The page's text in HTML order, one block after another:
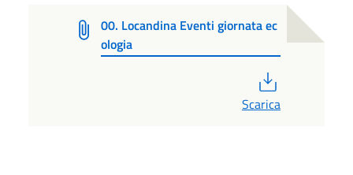
00. Locandina Eventi giornata ec
ologia
Scarica